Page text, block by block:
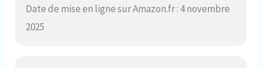
Date de mise en ligne sur Amazon.fr : 4 novembre
2025